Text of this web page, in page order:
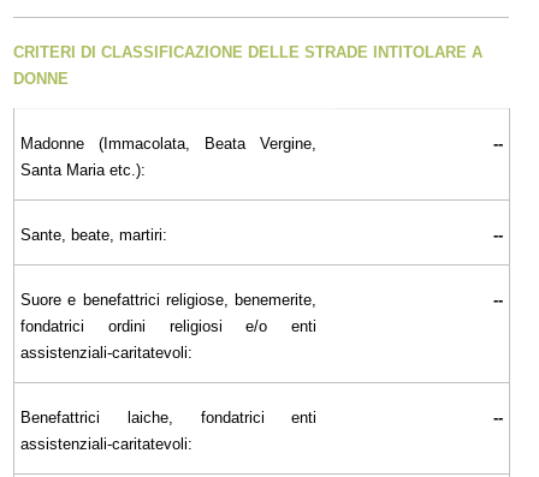
CRITERI DI CLASSIFICAZIONE DELLE STRADE INTITOLARE A
DONNE
Madonne (Immacolata, Beata Vergine,
Santa Maria etc.):
--
Sante, beate, martiri: --
Suore e benefattrici religiose, benemerite,
fondatrici ordini religiosi e/o enti
assistenziali-caritatevoli:
--
Benefattrici laiche, fondatrici enti
assistenziali-caritatevoli:
--